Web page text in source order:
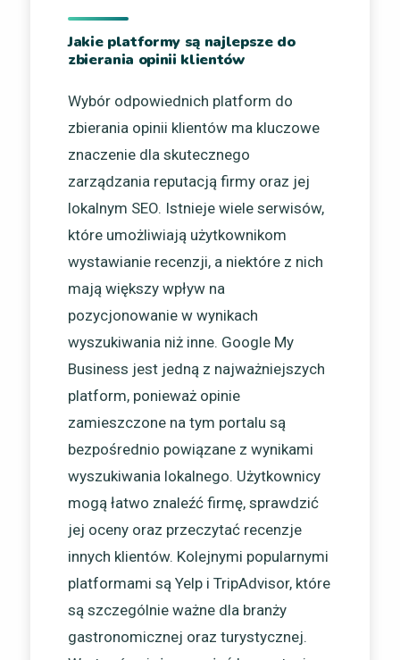
Jakie platformy są najlepsze do
zbierania opinii klientów
Wybór odpowiednich platform do
zbierania opinii klientów ma kluczowe
znaczenie dla skutecznego
zarządzania reputacją firmy oraz jej
lokalnym SEO. Istnieje wiele serwisów,
które umożliwiają użytkownikom
wystawianie recenzji, a niektóre z nich
mają większy wpływ na
pozycjonowanie w wynikach
wyszukiwania niż inne. Google My
Business jest jedną z najważniejszych
platform, ponieważ opinie
zamieszczone na tym portalu są
bezpośrednio powiązane z wynikami
wyszukiwania lokalnego. Użytkownicy
mogą łatwo znaleźć firmę, sprawdzić
jej oceny oraz przeczytać recenzje
innych klientów. Kolejnymi popularnymi
platformami są Yelp i TripAdvisor, które
są szczególnie ważne dla branży
gastronomicznej oraz turystycznej.